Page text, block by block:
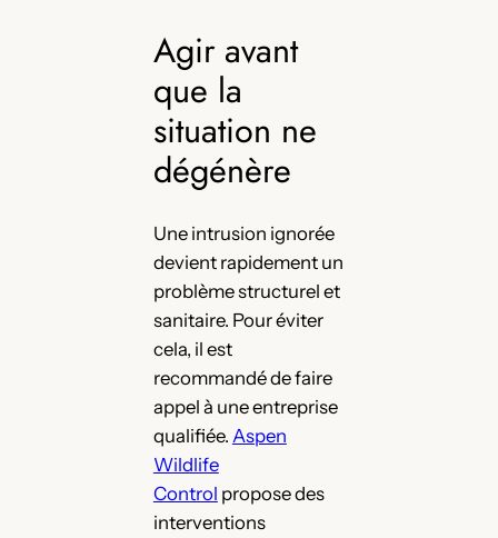
Agir avant
que la
situation ne
dégénère
Une intrusion ignorée
devient rapidement un
problème structurel et
sanitaire. Pour éviter
cela, il est
recommandé de faire
appel à une entreprise
qualifiée. Aspen
Wildlife
Control propose des
interventions